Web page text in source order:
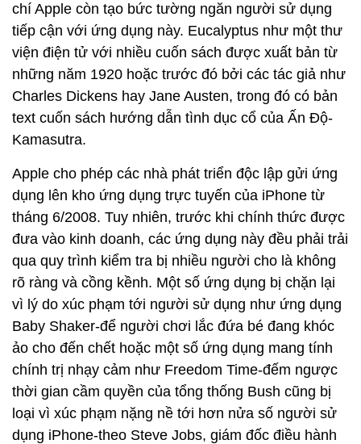
chí Apple còn tạo bức tường ngăn người sử dụng
tiếp cận với ứng dụng này. Eucalyptus như một thư
viện điện tử với nhiều cuốn sách được xuất bản từ
những năm 1920 hoặc trước đó bởi các tác giả như
Charles Dickens hay Jane Austen, trong đó có bản
text cuốn sách hướng dẫn tình dục cổ của Ấn Độ-
Kamasutra.
Apple cho phép các nhà phát triển độc lập gửi ứng
dụng lên kho ứng dụng trực tuyến của iPhone từ
tháng 6/2008. Tuy nhiên, trước khi chính thức được
đưa vào kinh doanh, các ứng dụng này đều phải trải
qua quy trình kiểm tra bị nhiều người cho là không
rõ ràng và cồng kềnh. Một số ứng dụng bị chặn lại
vì lý do xúc phạm tới người sử dụng như ứng dụng
Baby Shaker-để người chơi lắc đứa bé đang khóc
ảo cho đến chết hoặc một số ứng dụng mang tính
chính trị nhạy cảm như Freedom Time-đếm ngược
thời gian cầm quyền của tổng thống Bush cũng bị
loại vì xúc phạm nặng nề tới hơn nửa số người sử
dụng iPhone-theo Steve Jobs, giám đốc điều hành